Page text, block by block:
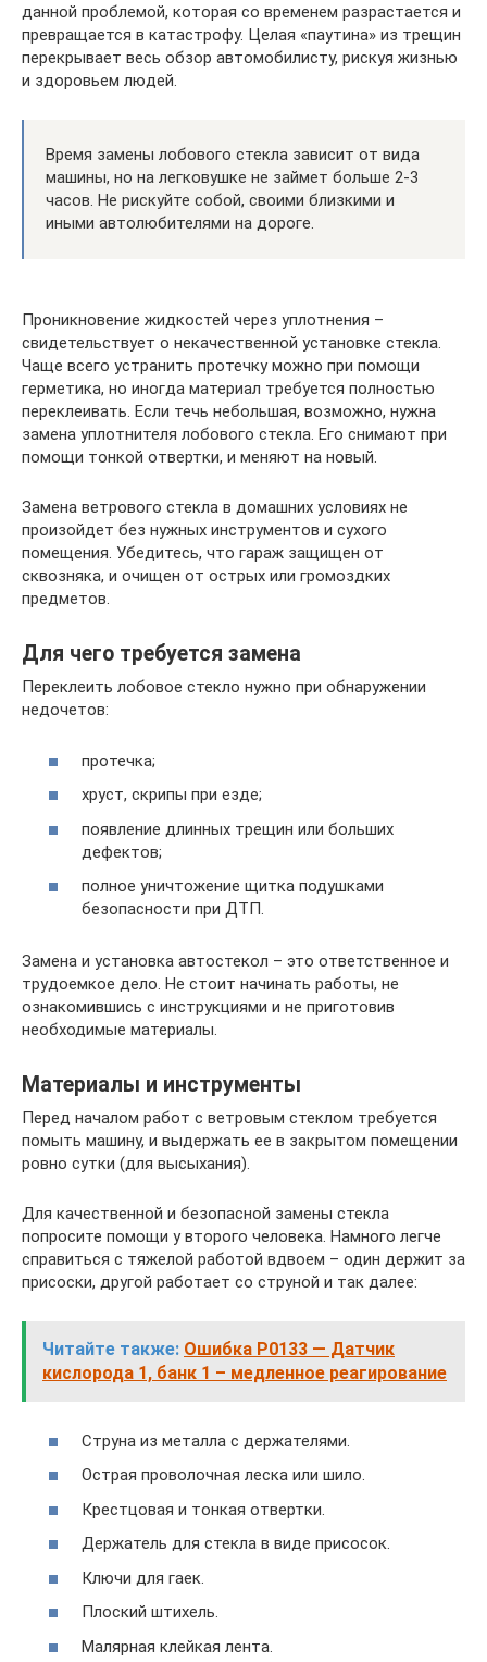
данной проблемой, которая со временем разрастается и
превращается в катастрофу. Целая «паутина» из трещин
перекрывает весь обзор автомобилисту, рискуя жизнью
и здоровьем людей.
Время замены лобового стекла зависит от вида
машины, но на легковушке не займет больше 2-3
часов. Не рискуйте собой, своими близкими и
иными автолюбителями на дороге.
Проникновение жидкостей через уплотнения –
свидетельствует о некачественной установке стекла.
Чаще всего устранить протечку можно при помощи
герметика, но иногда материал требуется полностью
переклеивать. Если течь небольшая, возможно, нужна
замена уплотнителя лобового стекла. Его снимают при
помощи тонкой отвертки, и меняют на новый.
Замена ветрового стекла в домашних условиях не
произойдет без нужных инструментов и сухого
помещения. Убедитесь, что гараж защищен от
сквозняка, и очищен от острых или громоздких
предметов.
Для чего требуется замена
Переклеить лобовое стекло нужно при обнаружении
недочетов:
протечка;
хруст, скрипы при езде;
появление длинных трещин или больших
дефектов;
полное уничтожение щитка подушками
безопасности при ДТП.
Замена и установка автостекол – это ответственное и
трудоемкое дело. Не стоит начинать работы, не
ознакомившись с инструкциями и не приготовив
необходимые материалы.
Материалы и инструменты
Перед началом работ с ветровым стеклом требуется
помыть машину, и выдержать ее в закрытом помещении
ровно сутки (для высыхания).
Для качественной и безопасной замены стекла
попросите помощи у второго человека. Намного легче
справиться с тяжелой работой вдвоем – один держит за
присоски, другой работает со струной и так далее:
Читайте также: Ошибка P0133 — Датчик
кислорода 1, банк 1 – медленное реагирование
Струна из металла с держателями.
Острая проволочная леска или шило.
Крестцовая и тонкая отвертки.
Держатель для стекла в виде присосок.
Ключи для гаек.
Плоский штихель.
Малярная клейкая лента.